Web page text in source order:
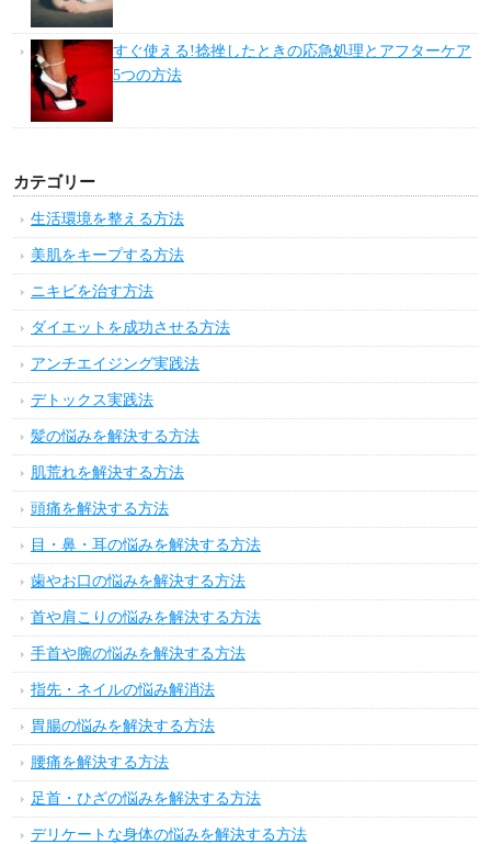
すぐ使える!捻挫したときの応急処理とアフターケア
5つの方法
カテゴリー
生活環境を整える方法
美肌をキープする方法
ニキビを治す方法
ダイエットを成功させる方法
アンチエイジング実践法
デトックス実践法
髪の悩みを解決する方法
肌荒れを解決する方法
頭痛を解決する方法
目・鼻・耳の悩みを解決する方法
歯やお口の悩みを解決する方法
首や肩こりの悩みを解決する方法
手首や腕の悩みを解決する方法
指先・ネイルの悩み解消法
胃腸の悩みを解決する方法
腰痛を解決する方法
足首・ひざの悩みを解決する方法
デリケートな身体の悩みを解決する方法